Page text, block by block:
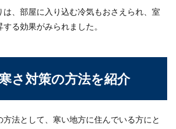
は、部屋に入り込む冷気もおさえられ、室
る効果がみられました。
さ対策の方法を紹介
法として、寒い地方に住んでいる方にと